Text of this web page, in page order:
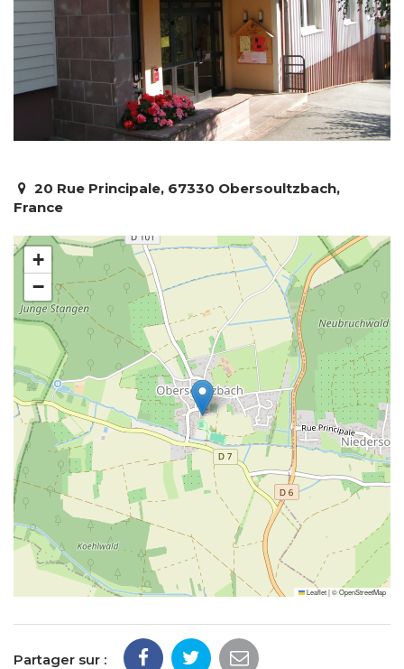
20 Rue Principale, 67330 Obersoultzbach,
France
+
−
Leaflet|©OpenStreetMap
Partager sur :